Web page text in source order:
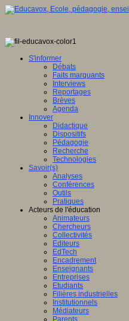
S'informer
Débats
Faits marquants
Interviews
Reportages
Brèves
Agenda
Innover
Didactique
Dispositifs
Pédagogie
Recherche
Technologies
Savoir(s)
Analyses
Conférences
Outils
Pratiques
Acteurs de l'éducation
Animateurs
Chercheurs
Collectivités
Editeurs
EdTech
Encadrement
Enseignants
Entreprises
Etudiants
Filières industrielles
Institutionnels
Médiateurs
Parents